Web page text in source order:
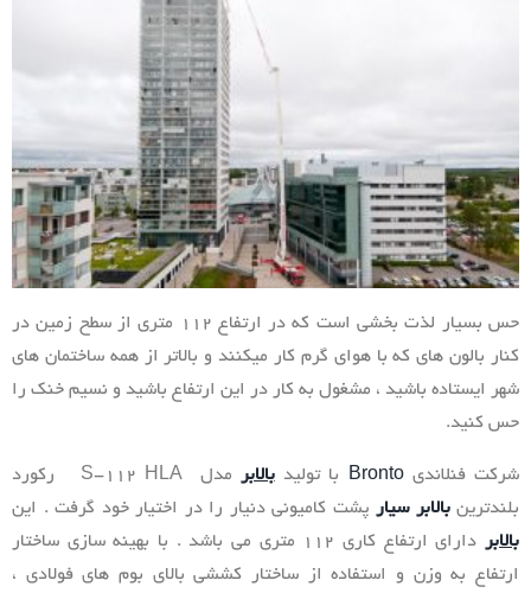
حس بسیار لذت بخشی است که در ارتفاع 112 متری از سطح زمین در
کنار بالون های که با هوای گرم کار میکنند و بالاتر از همه ساختمان های
شهر ایستاده باشید ، مشغول به کار در این ارتفاع باشید و نسیم خنک را
حس کنید.
شرکت فنلاندی Bronto با تولید بالابر
مدل S-112 HLA رکورد
بلندترین بالابر سیار
پشت کامیونی دنیار را در اختیار خود گرفت . این
بالابر
دارای ارتفاع کاری 112 متری می باشد . با بهینه سازی ساختار
ارتفاع به وزن و استفاده از ساختار کششی بالای بوم های فولادی ،